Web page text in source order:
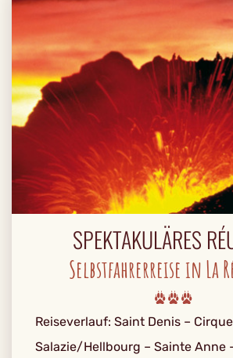
SPEKTAKULÄRES
Selbstfahrerreise in La
Reiseverlauf: Saint Denis –
Salazie/Hellbourg – Sainte Anne